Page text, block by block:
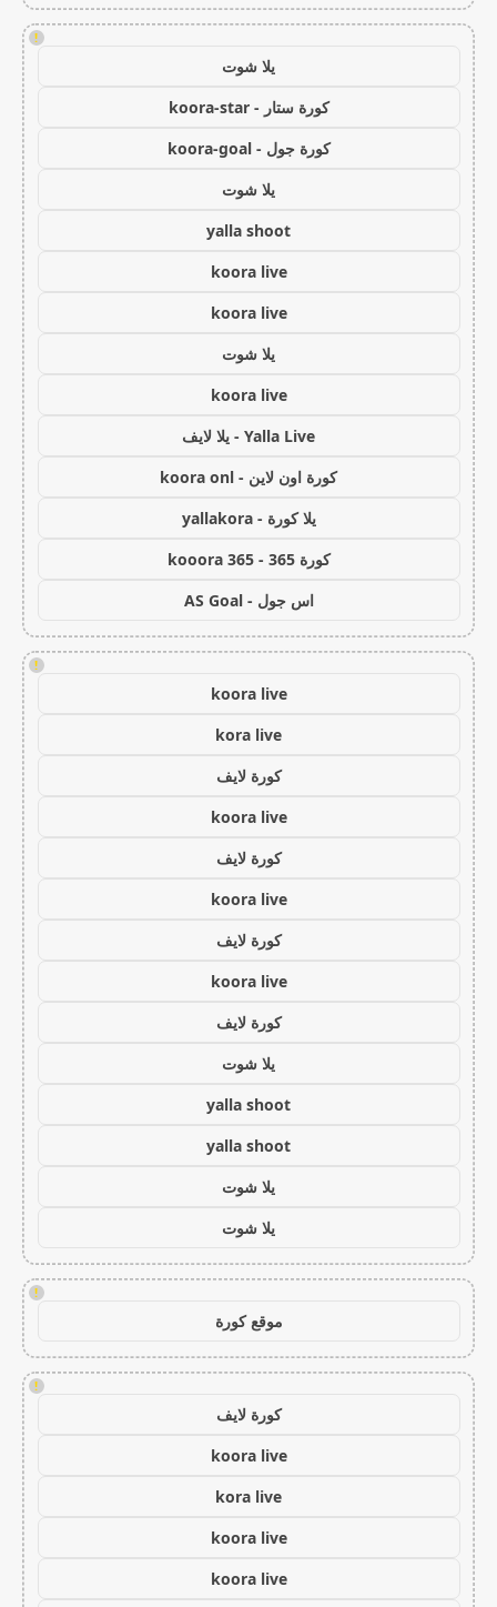
!
يلا شوت
كورة ستار - koora-star
كورة جول - koora-goal
يلا شوت
yalla shoot
koora live
koora live
يلا شوت
koora live
Yalla Live - يلا لايف
كورة اون لاين - koora onl
يلا كورة - yallakora
كورة 365 - kooora 365
اس جول - AS Goal
!
koora live
kora live
كورة لايف
koora live
كورة لايف
koora live
كورة لايف
koora live
كورة لايف
يلا شوت
yalla shoot
yalla shoot
يلا شوت
يلا شوت
!
موقع كورة
!
كورة لايف
koora live
kora live
koora live
koora live